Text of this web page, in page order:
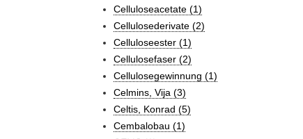
Celluloseacetate (1)
Cellulosederivate (2)
Celluloseester (1)
Cellulosefaser (2)
Cellulosegewinnung (1)
Celmins, Vija (3)
Celtis, Konrad (5)
Cembalobau (1)